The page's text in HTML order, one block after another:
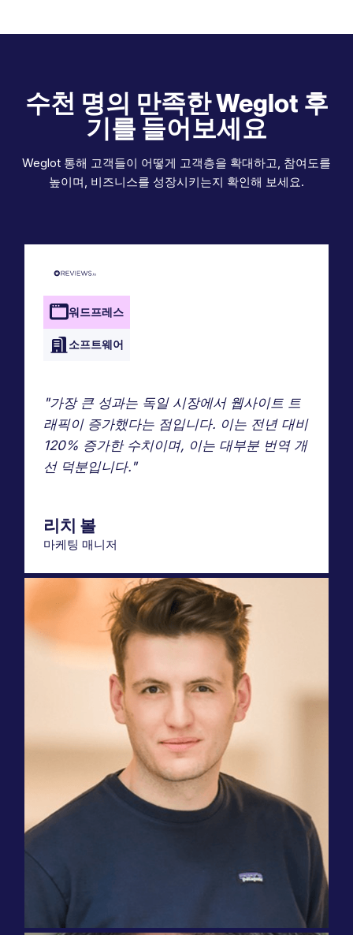
수천 명의 만족한 Weglot 후
기를 들어보세요
Weglot 통해 고객들이 어떻게 고객층을 확대하고, 참여도를
높이며, 비즈니스를 성장시키는지 확인해 보세요.
워드프레스
소프트웨어
"가장 큰 성과는 독일 시장에서 웹사이트 트
래픽이 증가했다는 점입니다. 이는 전년 대비
120% 증가한 수치이며, 이는 대부분 번역 개
선 덕분입니다."
리치 볼
마케팅 매니저
Webflow
소프트웨어
“블로그를 포함해 웹사이트 전체를 프랑스어
로 제공해야 했습니다. 이제 새로운 페이지를
번역하는 데 예전보다 1/3의 시간만 소요되
고, SEO 성과도 더 좋아졌으니, 우리에게는
정말 큰 성과입니다!”
팀 듀메인
공동 창립자